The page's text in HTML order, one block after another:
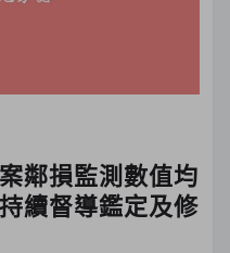
鄰損監測數值均
續督導鑑定及修